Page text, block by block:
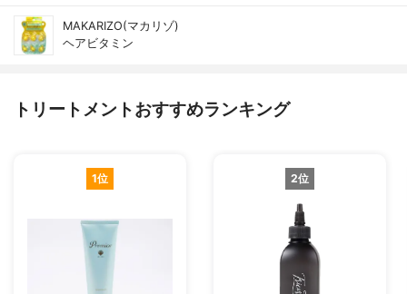
MAKARIZO(マカリゾ)
ヘアビタミン
トリートメントおすすめランキング
1位 2位